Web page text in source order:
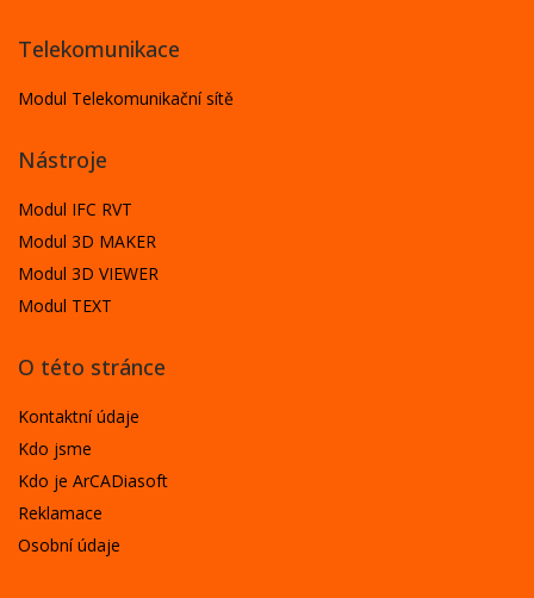
Telekomunikace
Modul Telekomunikační sítě
Nástroje
Modul IFC RVT
Modul 3D MAKER
Modul 3D VIEWER
Modul TEXT
O této stránce
Kontaktní údaje
Kdo jsme
Kdo je ArCADiasoft
Reklamace
Osobní údaje